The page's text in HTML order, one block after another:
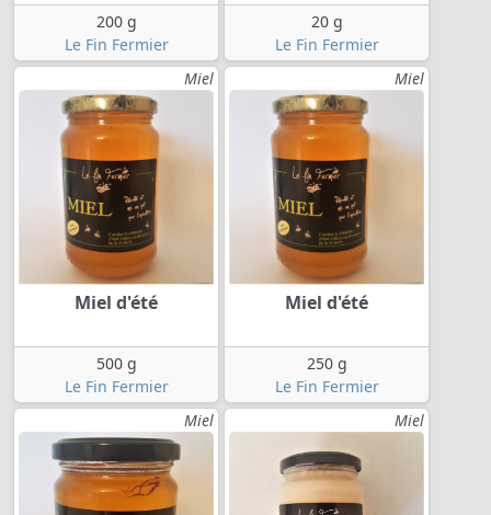
200 g
Le Fin Fermier
20 g
Le Fin Fermier
Miel
Miel d'été
500 g
Le Fin Fermier
Miel
Miel d'été
250 g
Le Fin Fermier
Miel
Miel